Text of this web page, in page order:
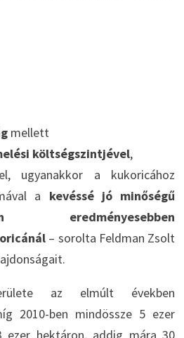
mellett
költségszintjével,
ugyanakkor a kukoricához
a kevéssé jó minőségű
eredményesebben
– sorolta Feldman Zsolt
az elmúlt években
2010-ben mindössze 5 ezer
ezer hektáron, addig mára 30